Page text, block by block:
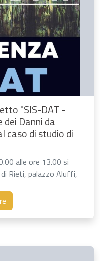
"SIS-DAT -
Danni da
caso di studio di
alle ore 13.00 si
Rieti, palazzo Aluffi,
…